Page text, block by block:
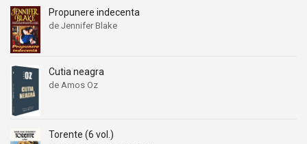
Propunere indecenta
de Jennifer Blake
Cutia neagra
de Amos Oz
Torente (6 vol.)